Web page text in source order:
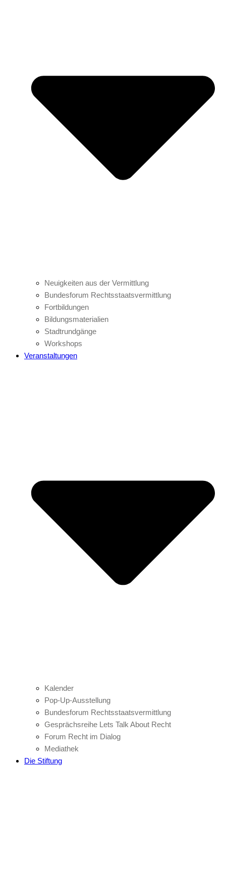
Neuigkeiten aus der Vermittlung
Bundesforum Rechtsstaatsvermittlung
Fortbildungen
Bildungsmaterialien
Stadtrundgänge
Workshops
Veranstaltungen
Kalender
Pop-Up-Ausstellung
Bundesforum Rechtsstaatsvermittlung
Gesprächsreihe Lets Talk About Recht
Forum Recht im Dialog
Mediathek
Die Stiftung